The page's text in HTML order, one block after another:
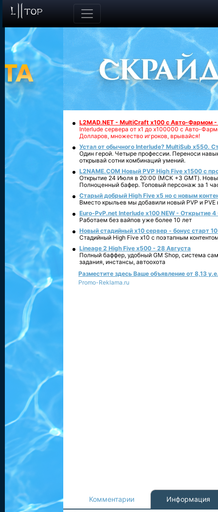
L2MAD.NET - MultiCraft x100 с Авто-Фармом
Interlude сервера от х1 до х100000 с Авто-
Долларов, множество игроков, врывайся!
Устал от обычного Interlude? MultiSub x550.
Один герой. Четыре профессии. Переноси
открывай сотни комбинаций умений.
L2NAME.COM Новый PVP High Five x1500 с
Открытие 24 Июля в 20:00 (МСК +3 GMT).
Полноценный бафер. Топовый персонаж за 1
Старый добрый High Five x5 но с новым
Вместо крыльев мы добавили новый PVP и PVE
Euro-PvP.net Interlude х100 NEW - Открытие 4
Работаем без вайпов уже более 10 лет
Новый стадийный х10 сервер - бонус старт
Стадийный High Five x10 с поэтапным
Lineage 2 High Five x500 - 28 Августа
Полный баффер, удобный GM Shop, система
задания, инстансы, автоохота
Разместите здесь Ваше объявление от 8,13
Promo-Reklama.ru
Комментарии Информация